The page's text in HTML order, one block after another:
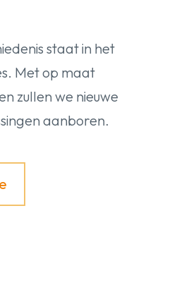
staat in het
Met op maat
zullen we nieuwe
aanboren.